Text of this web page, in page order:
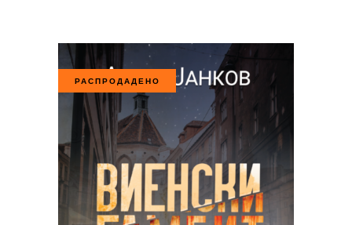
РАСПРОДАДЕНО